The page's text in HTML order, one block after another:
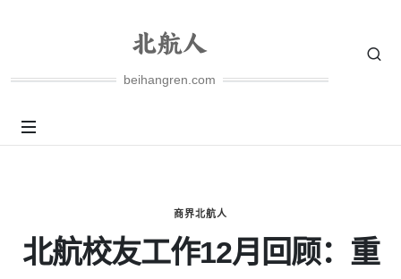
beihangren.com
商界北航人
北航校友工作12月回顾：重